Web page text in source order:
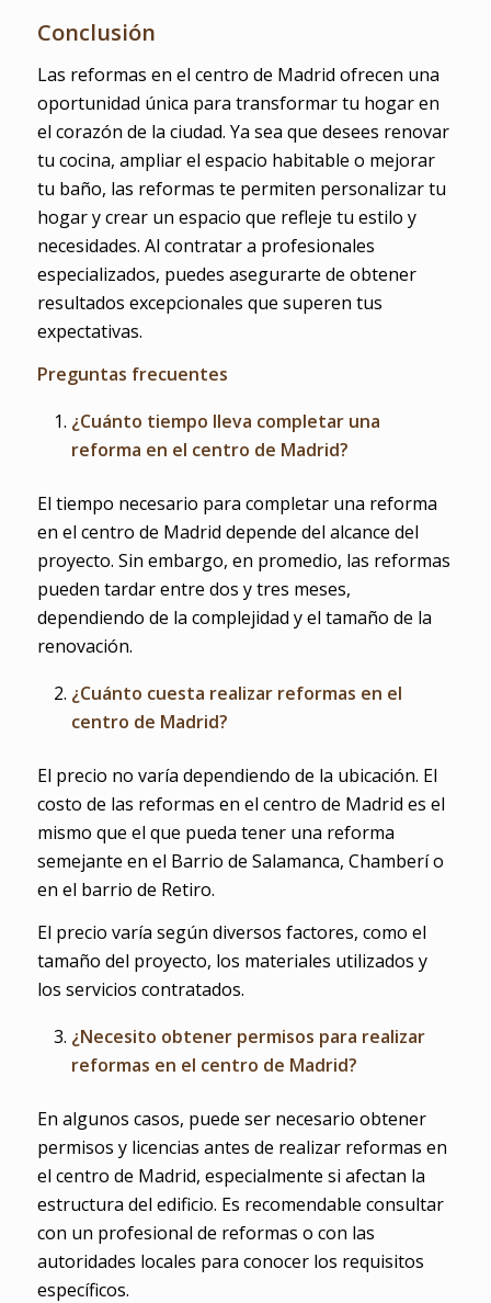
Conclusión
Las reformas en el centro de Madrid ofrecen una
oportunidad única para transformar tu hogar en
el corazón de la ciudad. Ya sea que desees renovar
tu cocina, ampliar el espacio habitable o mejorar
tu baño, las reformas te permiten personalizar tu
hogar y crear un espacio que refleje tu estilo y
necesidades. Al contratar a profesionales
especializados, puedes asegurarte de obtener
resultados excepcionales que superen tus
expectativas.
Preguntas frecuentes
¿Cuánto tiempo lleva completar una
reforma en el centro de Madrid?
El tiempo necesario para completar una reforma
en el centro de Madrid depende del alcance del
proyecto. Sin embargo, en promedio, las reformas
pueden tardar entre dos y tres meses,
dependiendo de la complejidad y el tamaño de la
renovación.
¿Cuánto cuesta realizar reformas en el
centro de Madrid?
El precio no varía dependiendo de la ubicación. El
costo de las reformas en el centro de Madrid es el
mismo que el que pueda tener una reforma
semejante en el Barrio de Salamanca, Chamberí o
en el barrio de Retiro.
El precio varía según diversos factores, como el
tamaño del proyecto, los materiales utilizados y
los servicios contratados.
¿Necesito obtener permisos para realizar
reformas en el centro de Madrid?
En algunos casos, puede ser necesario obtener
permisos y licencias antes de realizar reformas en
el centro de Madrid, especialmente si afectan la
estructura del edificio. Es recomendable consultar
con un profesional de reformas o con las
autoridades locales para conocer los requisitos
específicos.